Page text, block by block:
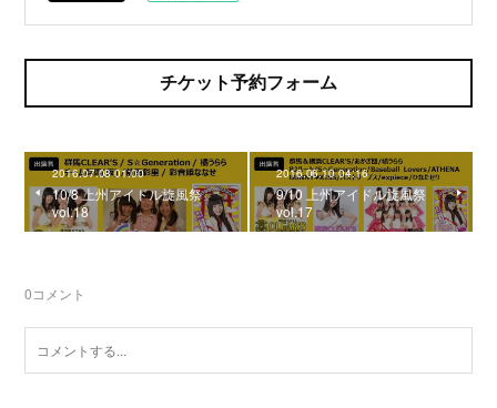
チケット予約フォーム
2016.07.08 01:00
10/8 上州アイドル旋風祭
vol.18
2016.06.10 04:16
9/10 上州アイドル旋風祭
vol.17
0コメント